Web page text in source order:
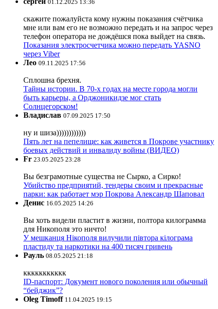
01.12.2025 13:36
скажите пожалуйста кому нужны показания счётчика
мне или вам его не возможно передать и на запрос через
телефон оператора не дождёшся пока выйдет на связь.
Показания электросчетчика можно передать YASNO
через Viber
Лео 09.11.2025 17:56
Сплошна брехня.
Тайны истории. В 70-х годах на месте города могли
быть карьеры, а Орджоникидзе мог стать
Солнцегорском!
Владислав 07.09.2025 17:50
ну и шиза))))))))))))
Пять лет на пепелище: как живется в Покрове участнику
боевых действий и инвалиду войны (ВИДЕО)
Fr 23.05.2025 23:28
Вы безграмотные существа не Сырко, а Сирко!
Убийство предприятий, тендеры своим и прекрасные
парки: как работает мэр Покрова Александр Шаповал
Денис 16.05.2025 14:26
Вы хоть видели пластит в жизни, полтора килограмма
для Никополя это ничто!
У мешканця Нікополя вилучили півтора кілограма
пластиду та наркотики на 400 тисяч гривень
Рауль 08.05.2025 21:18
ккккккккккк
ID-паспорт: Документ нового поколения или обычный
“бейджик”?
Oleg Timoff 11.04.2025 19:15